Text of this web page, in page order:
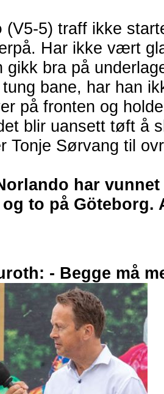
(V5-5) traff ikke
Har ikke vært
gikk bra på
bane, har han
på fronten og
blir uansett tøft å
Tonje Sørvang til
har
to på Göteborg.
- Begge må